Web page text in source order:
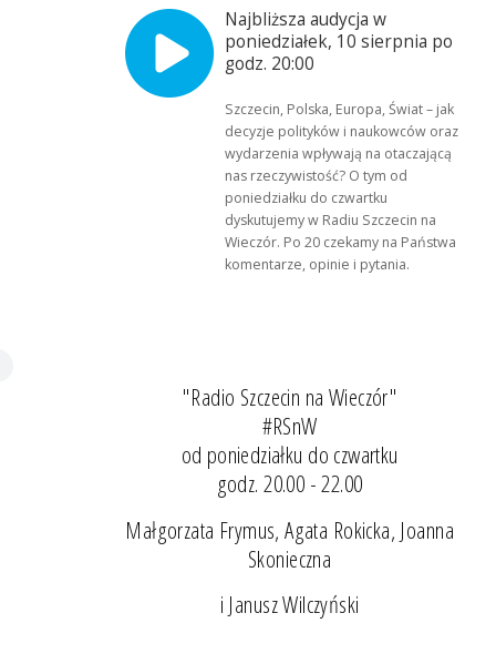
Najbliższa audycja w
poniedziałek, 10 sierpnia po
godz. 20:00
Szczecin, Polska, Europa, Świat – jak
decyzje polityków i naukowców oraz
wydarzenia wpływają na otaczającą
nas rzeczywistość? O tym od
poniedziałku do czwartku
dyskutujemy w Radiu Szczecin na
Wieczór. Po 20 czekamy na Państwa
komentarze, opinie i pytania.
"Radio Szczecin na Wieczór"
#RSnW
od poniedziałku do czwartku
godz. 20.00 - 22.00
Małgorzata Frymus, Agata Rokicka, Joanna
Skonieczna
i Janusz Wilczyński